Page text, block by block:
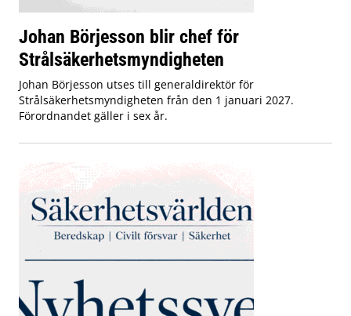
Johan Börjesson blir chef för
Strålsäkerhetsmyndigheten
Johan Börjesson utses till generaldirektör för
Strålsäkerhetsmyndigheten från den 1 januari 2027.
Förordnandet gäller i sex år.